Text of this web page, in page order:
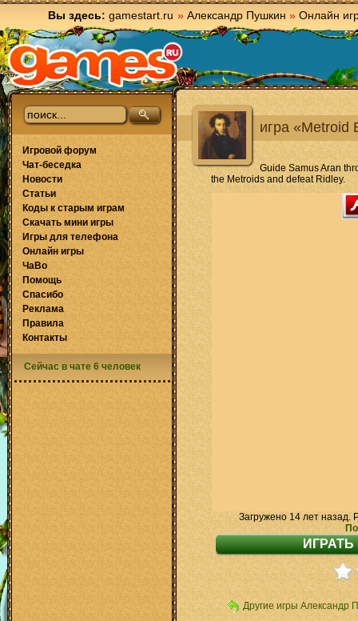
Вы здесь: gamestart.ru » Александр Пушкин » Онлайн
игра «Metroid
Guide Samus Aran
the Metroids and defeat Ridley.
Загружено 14 лет назад.
Другие игры Александр
Игровой форум
Чат-беседка
Новости
Статьи
Коды к старым играм
Скачать мини игры
Игры для телефона
Онлайн игры
ЧаВо
Помощь
Спасибо
Реклама
Правила
Контакты
Сейчас в чате 6 человек